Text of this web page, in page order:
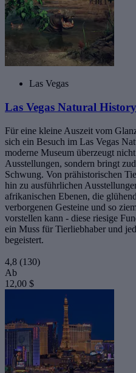
Las Vegas
Las Vegas Natural
Für eine kleine Auszeit vom
sich ein Besuch im Las Vegas
moderne Museum überzeugt
Ausstellungen, sondern bringt
Schwung. Von prähistorischen
hin zu ausführlichen
afrikanischen Ebenen, die
verborgenen Gesteine und so
vorstellen kann - diese riesige
ein Muss für Tierliebhaber und
begeistert.
4,8 (130)
Ab
12,00 $